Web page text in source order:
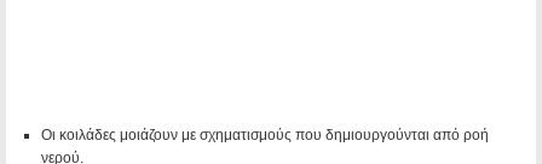
Οι κοιλάδες μοιάζουν με σχηματισμούς που δημιουργούνται από ροή
νερού.